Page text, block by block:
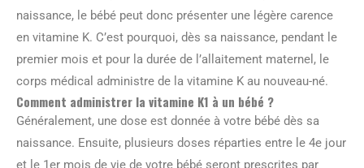
naissance, le bébé peut donc présenter une légère carence
en vitamine K. C’est pourquoi, dès sa naissance, pendant le
premier mois et pour la durée de l’allaitement maternel, le
corps médical administre de la vitamine K au nouveau-né.
Comment administrer la vitamine K1 à un bébé ?
Généralement, une dose est donnée à votre bébé dès sa
naissance. Ensuite, plusieurs doses réparties entre le 4e jour
et le 1er mois de vie de votre bébé seront prescrites par